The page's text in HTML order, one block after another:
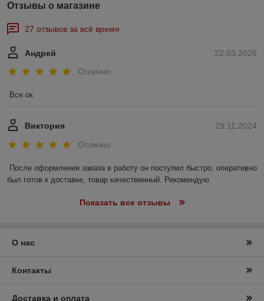
Отзывы о магазине
27 отзывов за всё время
22.03.2026
Андрей
Отлично
Все ок
29.11.2024
Виктория
Отлично
После оформления заказа в работу он поступил быстро, оперативно
был готов к доставке, товар качественный. Рекомендую.
Показать все отзывы
О нас
Контакты
Доставка и оплата